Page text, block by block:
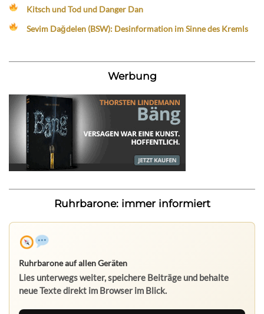
Kitsch und Tod und Danger Dan
Sevim Dağdelen (BSW): Desinformation im Sinne des Kremls
Werbung
Ruhrbarone: immer informiert
Ruhrbarone auf allen Geräten
Lies unterwegs weiter, speichere Beiträge und behalte
neue Texte direkt im Browser im Blick.